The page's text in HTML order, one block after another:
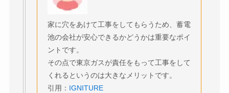
家に穴をあけて工事をしてもらうため、蓄電
池の会社が安心できるかどうかは重要なポイ
ントです。
その点で東京ガスが責任をもって工事をして
くれるというのは大きなメリットです。
引用： IGNITURE